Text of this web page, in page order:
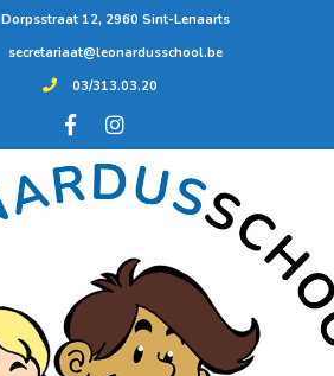
Dorpsstraat 12, 2960 Sint-Lenaarts
secretariaat@leonardusschool.be
03/313.03.20